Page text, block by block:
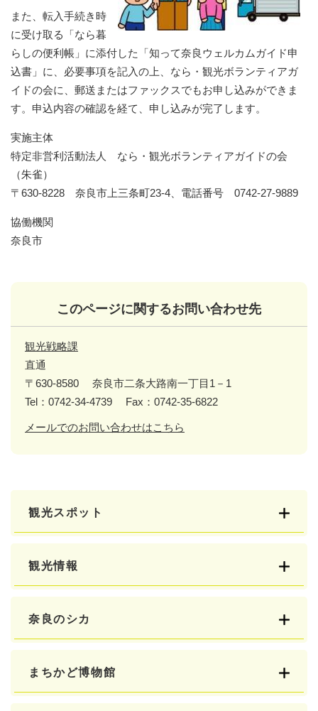
また、転入手続き時
に受け取る「なら暮
らしの便利帳」に添付した「知って奈良ウェルカムガイド申
込書」に、必要事項を記入の上、なら・観光ボランティアガ
イドの会に、郵送またはファックスでもお申し込みができま
す。申込内容の確認を経て、申し込みが完了します。
実施主体
特定非営利活動法人 なら・観光ボランティアガイドの会
（朱雀）
〒630-8228 奈良市上三条町23-4、電話番号 0742-27-9889
協働機関
奈良市
このページに関するお問い合わせ先
観光戦略課
直通
〒630-8580
奈良市二条大路南一丁目1－1
Tel：0742-34-4739
Fax：0742-35-6822
メールでのお問い合わせはこちら
観光スポット
観光情報
奈良のシカ
まちかど博物館